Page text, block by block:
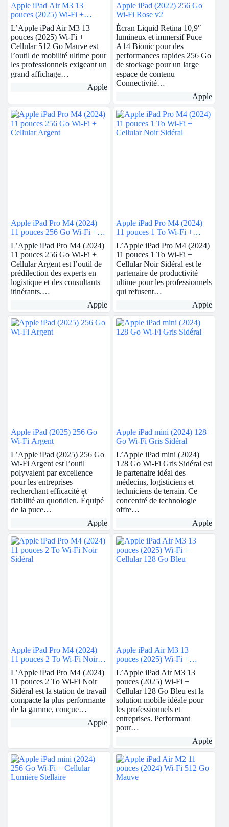
Apple iPad Air M3 13
pouces (2025) Wi-Fi +
Cellular 512 Go Mauve
L’Apple iPad Air M3 13
pouces (2025) Wi-Fi +
Cellular 512 Go Mauve est
l’outil de mobilité ultime pour
les professionnels exigeant un
grand affichage…
Apple
Apple iPad (2022) 256 Go
Wi-Fi Rose v2
Écran Liquid Retina 10,9″
lumineux et immersif Puce
A14 Bionic pour des
performances rapides 256 Go
de stockage pour un large
espace de contenu
Connectivité…
Apple
Apple iPad Pro M4 (2024)
11 pouces 256 Go Wi-Fi +
Cellular Argent
L’Apple iPad Pro M4 (2024)
11 pouces 256 Go Wi-Fi +
Cellular Argent est l’outil de
prédilection des experts en
logistique et des consultants
itinérants.…
Apple
Apple iPad Pro M4 (2024)
11 pouces 1 To Wi-Fi +
Cellular Noir Sidéral
L’Apple iPad Pro M4 (2024)
11 pouces 1 To Wi-Fi +
Cellular Noir Sidéral est le
partenaire de productivité
ultime pour les professionnels
qui refusent…
Apple
Apple iPad (2025) 256 Go
Wi-Fi Argent
L’Apple iPad (2025) 256 Go
Wi-Fi Argent est l’outil
polyvalent par excellence
pour les entreprises
recherchant efficacité et
fiabilité au quotidien. Équipé
de la puce…
Apple
Apple iPad mini (2024) 128
Go Wi-Fi Gris Sidéral
L’Apple iPad mini (2024)
128 Go Wi-Fi Gris Sidéral est
le partenaire idéal des
médecins, logisticiens et
techniciens de terrain. Ce
concentré de technologie
offre…
Apple
Apple iPad Pro M4 (2024)
11 pouces 2 To Wi-Fi Noir
Sidéral
L’Apple iPad Pro M4 (2024)
11 pouces 2 To Wi-Fi Noir
Sidéral est la station de travail
compacte la plus performante
de la gamme, conçue…
Apple
Apple iPad Air M3 13
pouces (2025) Wi-Fi +
Cellular 128 Go Bleu
L’Apple iPad Air M3 13
pouces (2025) Wi-Fi +
Cellular 128 Go Bleu est la
solution mobile idéale pour
les professionnels et
entreprises. Performant
pour…
Apple